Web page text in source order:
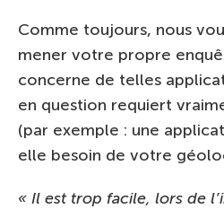
Comme toujours, nous
mener votre propre
concerne de telles
en question requiert
(par exemple : une
elle besoin de votre
« Il est trop facile, lors de